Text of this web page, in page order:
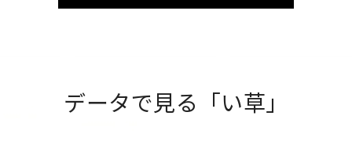
データで見る「い草」